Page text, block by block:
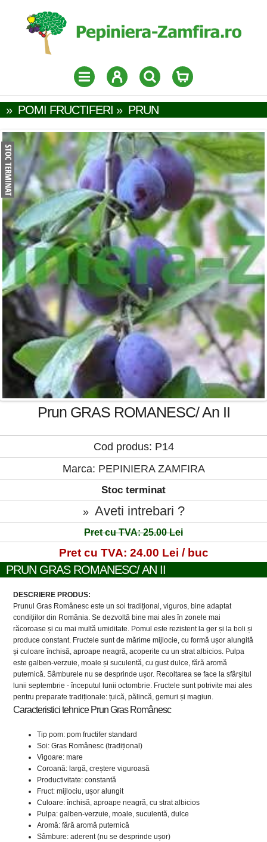
» POMI FRUCTIFERI » PRUN
Prun GRAS ROMANESC/ An II
Cod produs: P14
Marca: PEPINIERA ZAMFIRA
Stoc terminat
» Aveti intrebari ?
Pret cu TVA: 25.00 Lei
Pret cu TVA: 24.00 Lei / buc
PRUN GRAS ROMANESC/ AN II
DESCRIERE PRODUS:
Prunul Gras Românesc este un soi tradițional, viguros, bine adaptat
condițiilor din România. Se dezvoltă bine mai ales în zonele mai
răcoroase și cu mai multă umiditate. Pomul este rezistent la ger și la boli și
produce constant. Fructele sunt de mărime mijlocie, cu formă ușor alungită
și culoare închisă, aproape neagră, acoperite cu un strat albicios. Pulpa
este galben-verzuie, moale și suculentă, cu gust dulce, fără aromă
puternică. Sâmburele nu se desprinde ușor. Recoltarea se face la sfârșitul
lunii septembrie - începutul lunii octombrie. Fructele sunt potrivite mai ales
pentru preparate tradiționale: țuică, pălincă, gemuri și magiun.
Caracteristici tehnice Prun Gras Românesc
Tip pom: pom fructifer standard
Soi: Gras Românesc (tradițional)
Vigoare: mare
Coroană: largă, creștere viguroasă
Productivitate: constantă
Fruct: mijlociu, ușor alungit
Culoare: închisă, aproape neagră, cu strat albicios
Pulpa: galben-verzuie, moale, suculentă, dulce
Aromă: fără aromă puternică
Sâmbure: aderent (nu se desprinde ușor)